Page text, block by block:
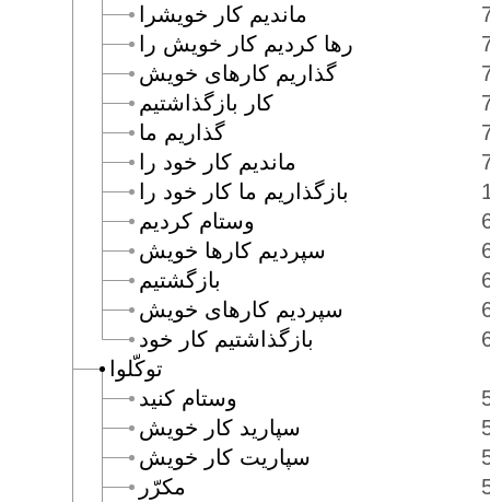
توكّلوا
مانديم كار خويشرا
رها كرديم كار خويش را
گذاريم كارهاى خويش
كار بازگذاشتيم
گذاريم ما
مانديم كار خود را
بازگذاريم ما كار خود را
وستام كرديم
سپرديم كارها خويش
بازگشتيم
سپرديم كارهاى خويش
بازگذاشتيم كار خود
وستام كنيد
سپاريد كار خويش
سپاريت كار خويش
مكرّر